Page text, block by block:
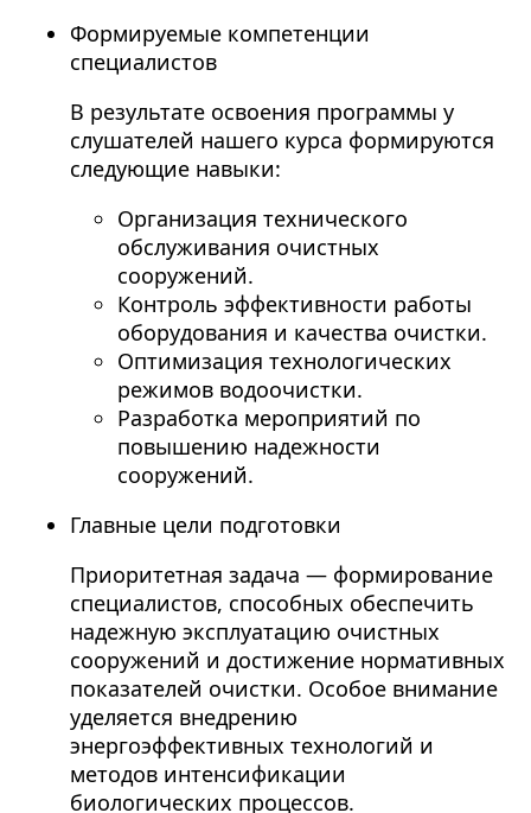
Формируемые компетенции
специалистов
В результате освоения программы у
слушателей нашего курса формируются
следующие навыки:
Организация технического
обслуживания очистных
сооружений.
Контроль эффективности работы
оборудования и качества очистки.
Оптимизация технологических
режимов водоочистки.
Разработка мероприятий по
повышению надежности
сооружений.
Главные цели подготовки
Приоритетная задача — формирование
специалистов, способных обеспечить
надежную эксплуатацию очистных
сооружений и достижение нормативных
показателей очистки. Особое внимание
уделяется внедрению
энергоэффективных технологий и
методов интенсификации
биологических процессов.